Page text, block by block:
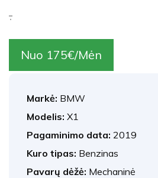
.
Nuo 175€/Mėn
Markė: BMW
Modelis: X1
Pagaminimo data: 2019
Kuro tipas: Benzinas
Pavarų dėžė: Mechaninė